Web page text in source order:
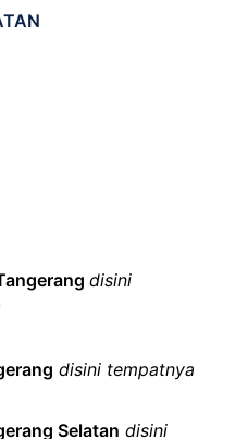
disini
disini tempatnya
Selatan disini